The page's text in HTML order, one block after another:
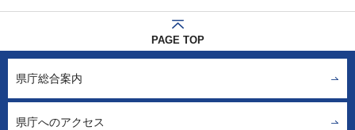
PAGE TOP
県庁総合案内
県庁へのアクセス